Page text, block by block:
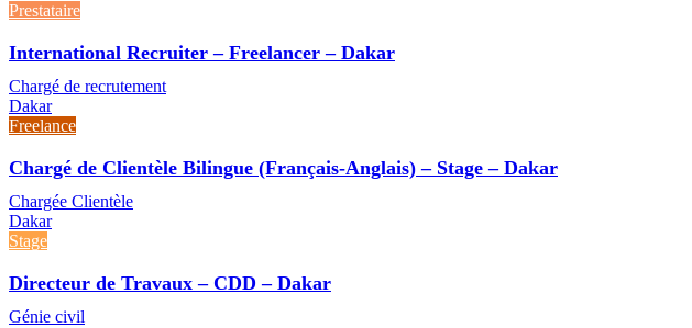
Prestataire
International Recruiter – Freelancer – Dakar
Chargé de recrutement
Dakar
Freelance
Chargé de Clientèle Bilingue (Français-Anglais) – Stage – Dakar
Chargée Clientèle
Dakar
Stage
Directeur de Travaux – CDD – Dakar
Génie civil